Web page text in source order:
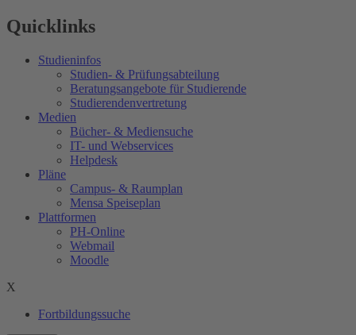
Quicklinks
Studieninfos
Studien- & Prüfungsabteilung
Beratungsangebote für Studierende
Studierendenvertretung
Medien
Bücher- & Mediensuche
IT- und Webservices
Helpdesk
Pläne
Campus- & Raumplan
Mensa Speiseplan
Plattformen
PH-Online
Webmail
Moodle
X
Fortbildungssuche